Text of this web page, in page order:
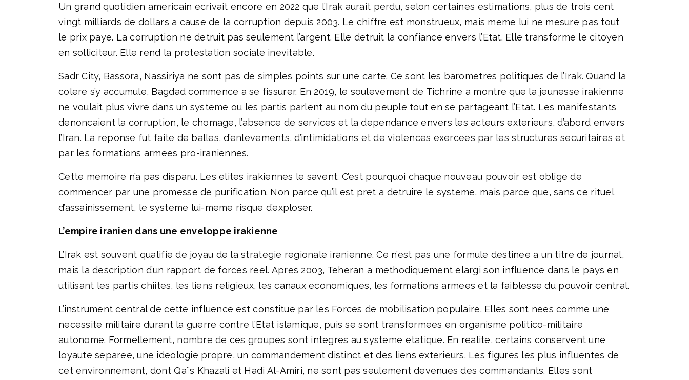
Un grand quotidien americain ecrivait encore en 2022 que l’Irak aurait perdu, selon certaines estimations, plus de trois cent
vingt milliards de dollars a cause de la corruption depuis 2003. Le chiffre est monstrueux, mais meme lui ne mesure pas tout
le prix paye. La corruption ne detruit pas seulement l’argent. Elle detruit la confiance envers l’Etat. Elle transforme le citoyen
en solliciteur. Elle rend la protestation sociale inevitable.
Sadr City, Bassora, Nassiriya ne sont pas de simples points sur une carte. Ce sont les barometres politiques de l’Irak. Quand la
colere s’y accumule, Bagdad commence a se fissurer. En 2019, le soulevement de Tichrine a montre que la jeunesse irakienne
ne voulait plus vivre dans un systeme ou les partis parlent au nom du peuple tout en se partageant l’Etat. Les manifestants
denoncaient la corruption, le chomage, l’absence de services et la dependance envers les acteurs exterieurs, d’abord envers
l’Iran. La reponse fut faite de balles, d’enlevements, d’intimidations et de violences exercees par les structures securitaires et
par les formations armees pro-iraniennes.
Cette memoire n’a pas disparu. Les elites irakiennes le savent. C’est pourquoi chaque nouveau pouvoir est oblige de
commencer par une promesse de purification. Non parce qu’il est pret a detruire le systeme, mais parce que, sans ce rituel
d’assainissement, le systeme lui-meme risque d’exploser.
L’empire iranien dans une enveloppe irakienne
L’Irak est souvent qualifie de joyau de la strategie regionale iranienne. Ce n’est pas une formule destinee a un titre de journal,
mais la description d’un rapport de forces reel. Apres 2003, Teheran a methodiquement elargi son influence dans le pays en
utilisant les partis chiites, les liens religieux, les canaux economiques, les formations armees et la faiblesse du pouvoir central.
L’instrument central de cette influence est constitue par les Forces de mobilisation populaire. Elles sont nees comme une
necessite militaire durant la guerre contre l’Etat islamique, puis se sont transformees en organisme politico-militaire
autonome. Formellement, nombre de ces groupes sont integres au systeme etatique. En realite, certains conservent une
loyaute separee, une ideologie propre, un commandement distinct et des liens exterieurs. Les figures les plus influentes de
cet environnement, dont Qaïs Khazali et Hadi Al-Amiri, ne sont pas seulement devenues des commandants. Elles sont